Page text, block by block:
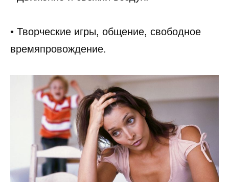
• Творческие игры, общение, свободное
времяпровождение.